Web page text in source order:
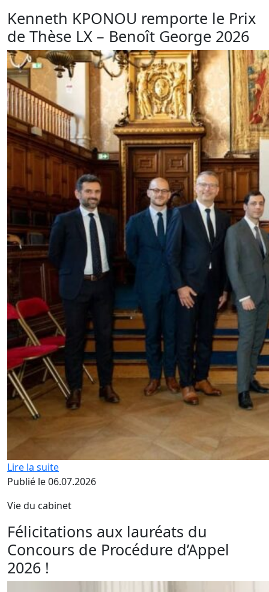
Kenneth KPONOU remporte le Prix
de Thèse LX – Benoît George 2026
Lire la suite
Publié le 06.07.2026
Vie du cabinet
Félicitations aux lauréats du
Concours de Procédure d’Appel
2026 !